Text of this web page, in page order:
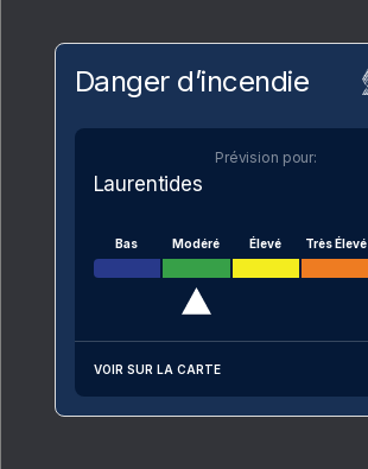
Danger d’incendie
Prévision pour:
Laurentides
Bas Modéré Élevé Très Élevé
VOIR SUR LA CARTE